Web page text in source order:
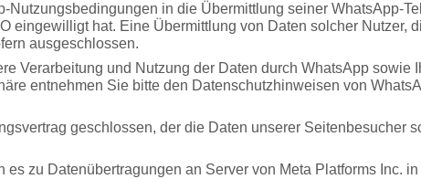
Nutzungsbedingungen in die Übermittlung seiner WhatsApp-
eingewilligt hat. Eine Übermittlung von Daten solcher Nutzer,
ausgeschlossen.
Verarbeitung und Nutzung der Daten durch WhatsApp sowie
entnehmen Sie bitte den Datenschutzhinweisen von
geschlossen, der die Daten unserer Seitenbesucher
zu Datenübertragungen an Server von Meta Platforms Inc.